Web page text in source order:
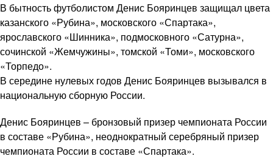
В бытность футболистом Денис Бояринцев защищал цвета
казанского «Рубина», московского «Спартака»,
ярославского «Шинника», подмосковного «Сатурна»,
сочинской «Жемчужины», томской «Томи», московского
«Торпедо».
В середине нулевых годов Денис Бояринцев вызывался в
национальную сборную России.
Денис Бояринцев – бронзовый призер чемпионата России
в составе «Рубина», неоднократный серебряный призер
чемпионата России в составе «Спартака».